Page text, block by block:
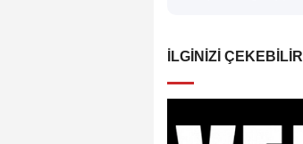
İLGINIZI ÇEKEBILIR